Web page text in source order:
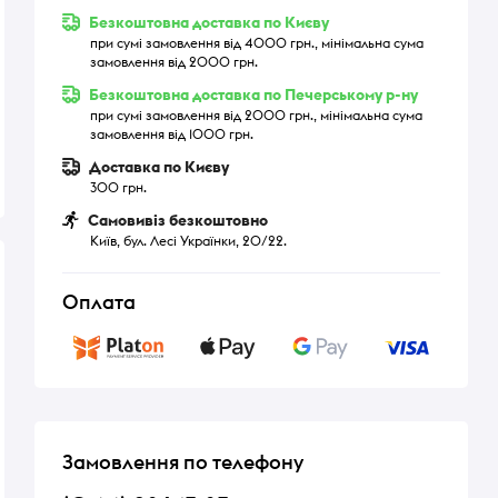
Безкоштовна доставка по Києву
при сумі замовлення від 4000 грн., мінімальна сума
замовлення від 2000 грн.
Безкоштовна доставка по Печерському р-ну
при сумі замовлення від 2000 грн., мінімальна сума
замовлення від 1000 грн.
Доставка по Києву
300 грн.
Самовивіз безкоштовно
Київ, бул. Лесі Українки, 20/22.
Оплата
Замовлення по телефону